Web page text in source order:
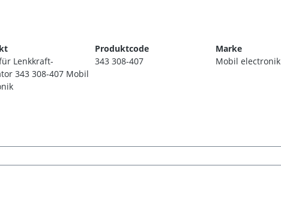
Lenkkraft-
343 308-407 Mobil
Produktcode
343 308-407
Marke
Mobil electronik